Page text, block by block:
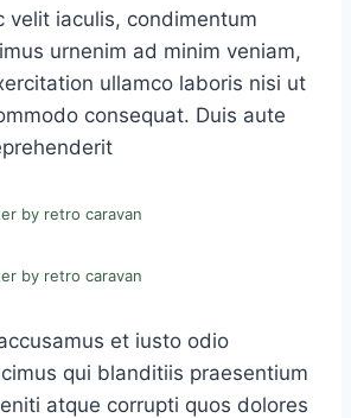
velit iaculis, condimentum
urnenim ad minim veniam,
ullamco laboris nisi ut
consequat. Duis aute
by retro caravan
by retro caravan
et iusto odio
qui blanditiis praesentium
atque corrupti quos dolores